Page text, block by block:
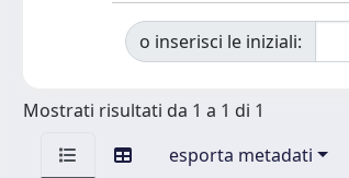
o inserisci le iniziali:
Mostrati risultati da 1 a 1 di 1
esporta metadati